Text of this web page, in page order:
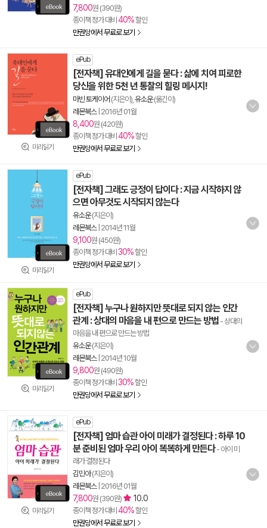
7,800원 (390원)
종이책 정가 대비 40%할인
만권당에서 무료로 보기
미리읽기
ePub
[전자책] 유대인에게 길을 묻다 : 삶에 치여 피로한
당신을 위한 5천 년 통찰의 힐링 메시지!
마빈 토케이어 (지은이), 유소운(옮긴이)
레몬북스| 2016년 01월
8,400원 (420원)
종이책 정가 대비 40%할인
만권당에서 무료로 보기
미리읽기
ePub
[전자책] 그래도 긍정이 답이다 : 지금 시작하지 않
으면 아무것도 시작되지 않는다
유소운(지은이)
레몬북스| 2014년 11월
9,100원 (450원)
종이책 정가 대비 30%할인
만권당에서 무료로 보기
미리읽기
ePub
[전자책] 누구나 원하지만 뜻대로 되지 않는 인간
관계 : 상대의 마음을 내 편으로 만드는 방법 - 상대의
마음을 내 편으로 만드는 방법
유소운(지은이)
레몬북스| 2014년 10월
9,800원 (490원)
종이책 정가 대비 30%할인
만권당에서 무료로 보기
미리읽기
ePub
[전자책] 엄마 습관 아이 미래가 결정된다 : 하루 10
분 준비된 엄마 우리 아이 똑똑하게 만든다- 아이 미
래가 결정된다
김민아(지은이)
레몬북스| 2016년 01월
7,800원 (390원) 10.0
종이책 정가 대비 40%할인
만권당에서 무료로 보기